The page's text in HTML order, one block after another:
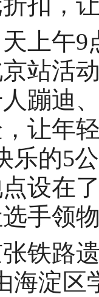
午9点
站活
蹦迪
让年
乐的5
设在
手领
路遗
海淀区